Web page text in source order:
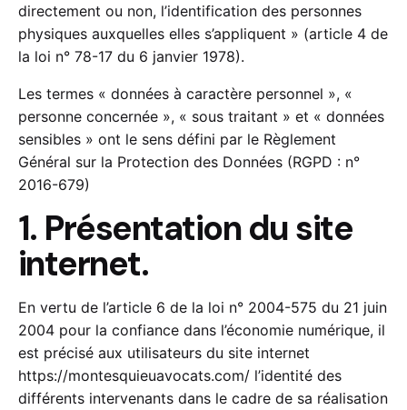
directement ou non, l’identification des personnes
physiques auxquelles elles s’appliquent » (article 4 de
la loi n° 78-17 du 6 janvier 1978).
Les termes « données à caractère personnel », «
personne concernée », « sous traitant » et « données
sensibles » ont le sens défini par le Règlement
Général sur la Protection des Données (RGPD : n°
2016-679)
1. Présentation du site
internet.
En vertu de l’article 6 de la loi n° 2004-575 du 21 juin
2004 pour la confiance dans l’économie numérique, il
est précisé aux utilisateurs du site internet
https://montesquieuavocats.com/ l’identité des
différents intervenants dans le cadre de sa réalisation